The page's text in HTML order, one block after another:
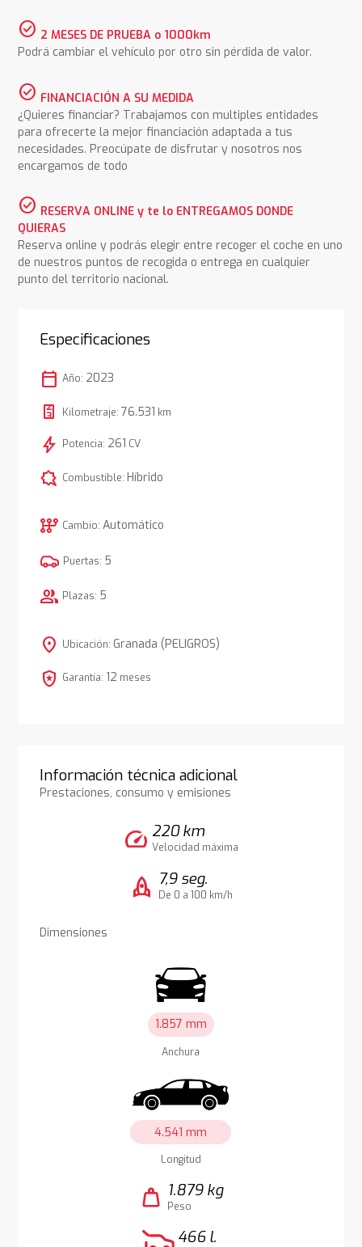
check_circle 2 MESES DE PRUEBA o 1000km
Podrá cambiar el vehículo por otro sin pérdida de valor.
check_circle FINANCIACIÓN A SU MEDIDA
¿Quieres financiar? Trabajamos con multiples entidades
para ofrecerte la mejor financiación adaptada a tus
necesidades. Preocúpate de disfrutar y nosotros nos
encargamos de todo
check_circle RESERVA ONLINE y te lo ENTREGAMOS DONDE
QUIERAS
Reserva online y podrás elegir entre recoger el coche en uno
de nuestros puntos de recogida o entrega en cualquier
punto del territorio nacional.
Especificaciones
calendar_today Año: 2023
Kilometraje: 76.531 km
bolt Potencia: 261 CV
comic_bubble Combustible: Híbrido
auto_transmission Cambio: Automático
Puertas: 5
group Plazas: 5
location_on Ubicación: Granada (PELIGROS)
local_police Garantía: 12 meses
Información técnica adicional
Prestaciones, consumo y emisiones
speed 220 km
Velocidad máxima
rocket 7,9 seg.
De 0 a 100 km/h
Dimensiones
1.857 mm
Anchura
4.541 mm
Longitud
weight 1.879 kg
Peso
466 l.